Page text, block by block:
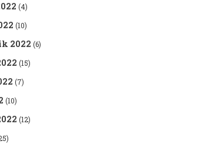
(4)
(10)
2022 (6)
(15)
(7)
(10)
(12)